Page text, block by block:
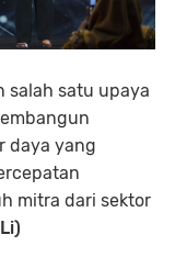
salah satu upaya
daya yang
mitra dari sektor